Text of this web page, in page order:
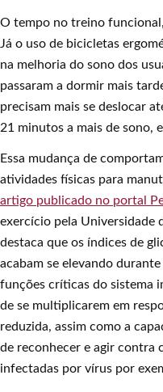
O tempo no treino
Já o uso de bicicletas
na melhoria do sono dos
passaram a dormir mais
precisam mais se deslocar
21 minutos a mais de sono,
Essa mudança de
atividades físicas para
artigo publicado no portal
exercício pela Universidade
destaca que os índices de
acabam se elevando
funções críticas do sistema
de se multiplicarem em
reduzida, assim como a
de reconhecer e agir contra
infectadas por vírus por